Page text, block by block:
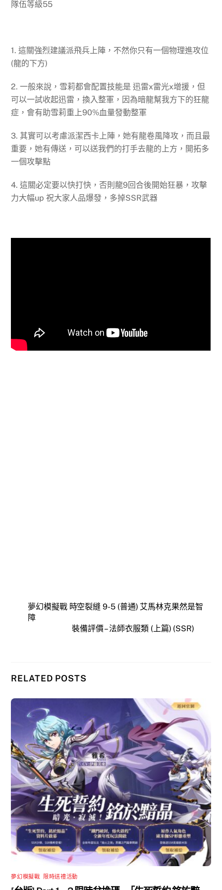
隊伍等級55
1. 這關強烈建議派飛兵上陣，不然你只有一個物理進攻位
(龍的下方)
2. 一般來說，雪莉都會配置技能是 迅雷x雷光x增援，但
可以一試收起迅雷，換入整軍，因為暗龍幫我方下的狂龍
症，會有助雪莉重上90%血量發動整軍
3. 其實可以考慮派潔西卡上陣，她有龍卷風降攻，而且最
重要，她有傳送，可以送我們的打手去龍的上方，開拓多
一個攻擊點
4. 這關必定要以快打快，否則龍9回合後開始狂暴，攻擊
力大幅up 祝大家人品爆發，多掉SSR武器
夢幻模擬戰 時空裂縫 9-5 (普通) 艾馬林克果然是智
障
裝備評價 – 法師衣服類 (上篇) (SSR)
RELATED POSTS
夢幻模擬戰 限時送禮活動